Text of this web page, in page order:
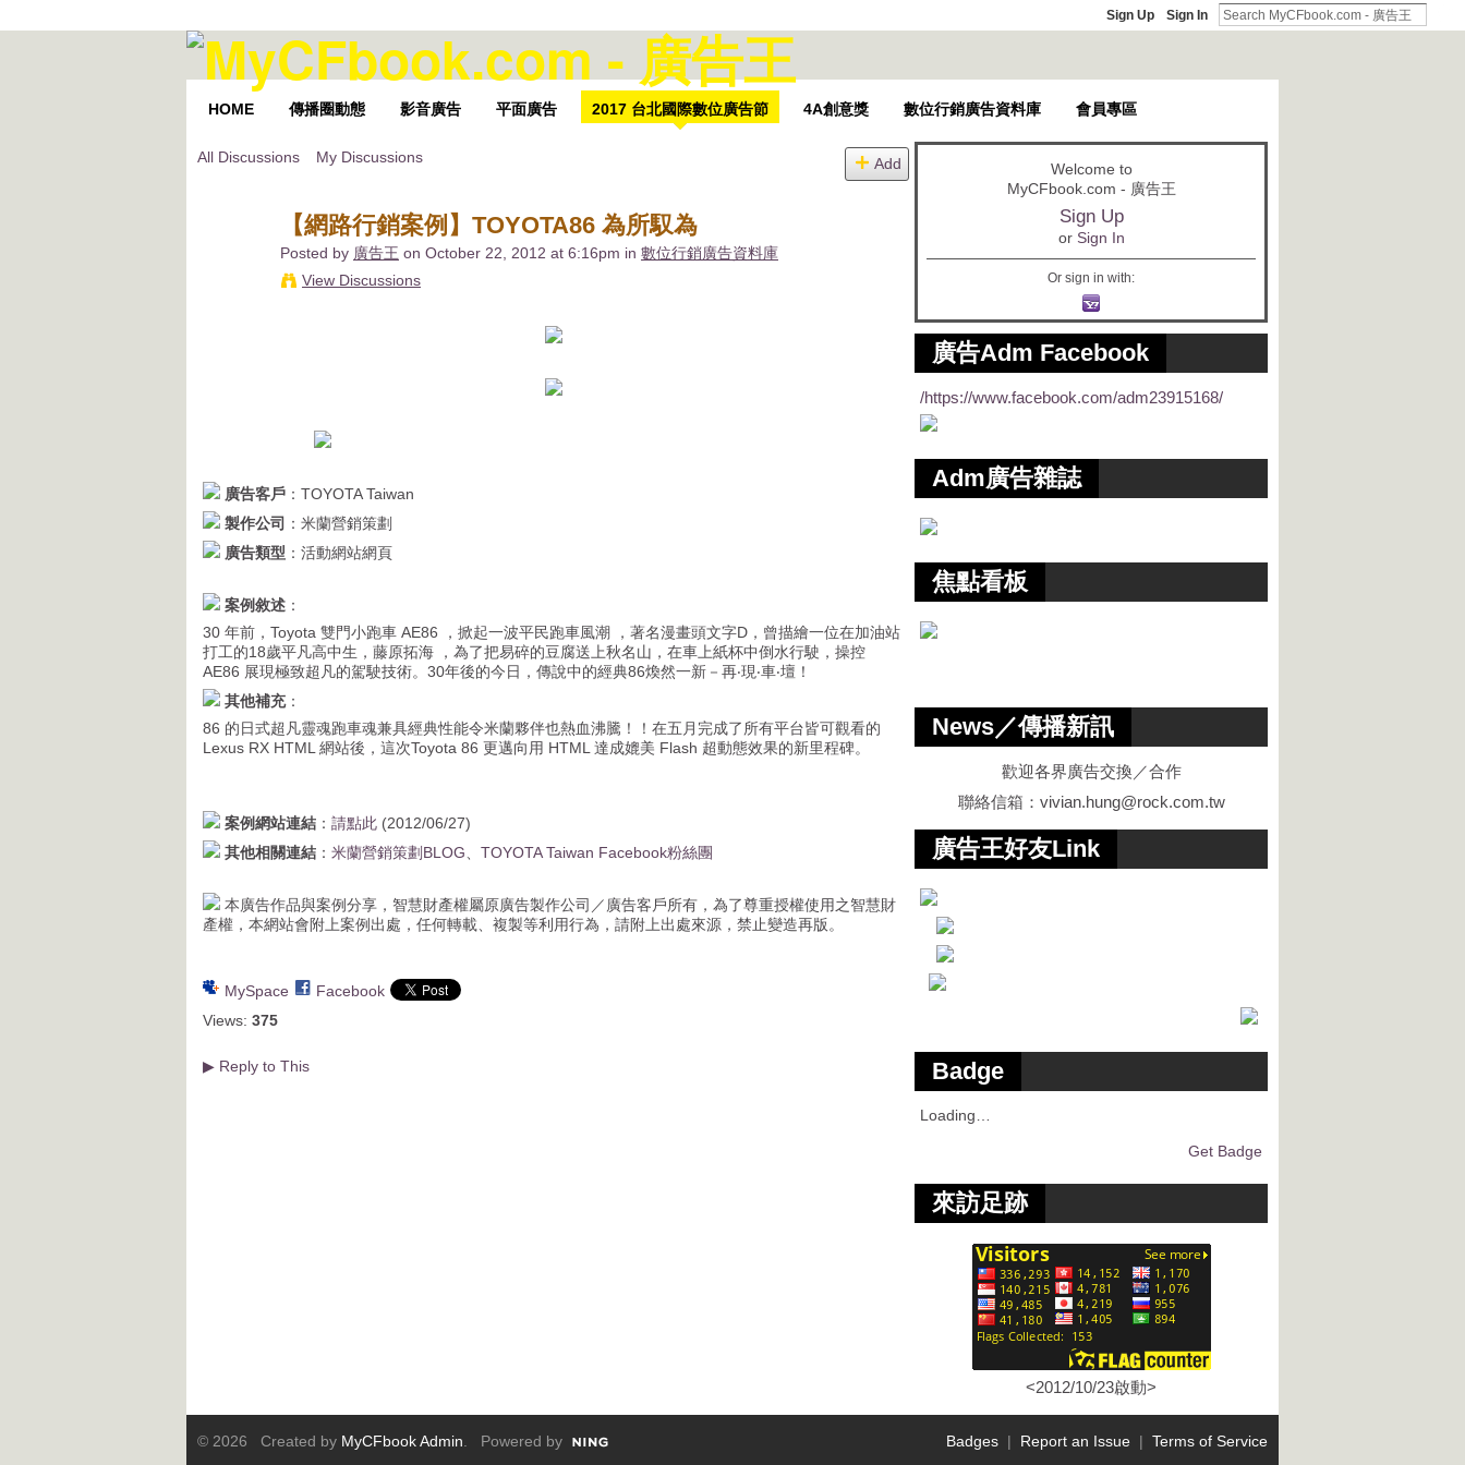
Sign Up Sign In
HOME 傳播圈動態 影音廣告 平面廣告 2017 台北國際數位廣告節 4A創意獎 數位行銷廣告資料庫 會員專區
All Discussions My Discussions Add
【網路行銷案例】TOYOTA86 為所馭為
Posted by 廣告王 on October 22, 2012 at 6:16pm in 數位行銷廣告資料庫
View Discussions
廣告客戶 ：TOYOTA Taiwan
製作公司 ：米蘭營銷策劃
廣告類型 ：活動網站網頁
案例敘述 ：
30 年前，Toyota 雙門小跑車 AE86 ，掀起一波平民跑車風潮 ，著名漫畫頭文字D，曾描繪一位在加油站
打工的18歲平凡高中生，藤原拓海 ，為了把易碎的豆腐送上秋名山，在車上紙杯中倒水行駛，操控
AE86 展現極致超凡的駕駛技術。30年後的今日，傳說中的經典86煥然一新－再‧現‧車‧壇！
其他補充：
86 的日式超凡靈魂跑車魂兼具經典性能令米蘭夥伴也熱血沸騰！！在五月完成了所有平台皆可觀看的
Lexus RX HTML 網站後，這次Toyota 86 更邁向用 HTML 達成媲美 Flash 超動態效果的新里程碑。
案例網站連結 ： 請點此 (2012/06/27)
其他相關連結 ： 米蘭營銷策劃BLOG TOYOTA Taiwan Facebook粉絲團
本廣告作品與案例分享，智慧財產權屬原廣告製作公司／廣告客戶所有，為了尊重授權使用之智慧財
產權，本網站會附上案例出處，任何轉載、複製等利用行為，請附上出處來源，禁止變造再版。
MySpace
Facebook
Views: 375
▶ Reply to This
Welcome to
MyCFbook.com - 廣告王
Sign Up
or Sign In
Or sign in with:
廣告Adm Facebook
/https://www.facebook.com/adm23915168/
Adm廣告雜誌
焦點看板
News／傳播新訊
歡迎各界廣告交換／合作
聯絡信箱： vivian.hung@rock.com.tw
廣告王好友Link
Badge
Loading…
Get Badge
來訪足跡
<2012/10/23啟動>
© 2026 Created by MyCFbook Admin . Powered by Badges | Report an Issue | Terms of Service